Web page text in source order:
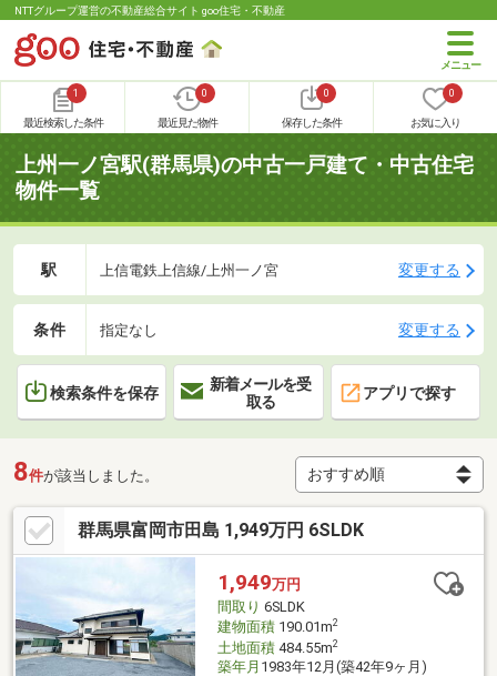
NTTグループ運営の不動産総合サイト goo住宅・不動産
1
最近検索した条件
0
最近見た物件
0
保存した条件
0
お気に入り
上州一ノ宮駅(群馬県)の中古一戸建て・中古住宅
物件一覧
駅 上信電鉄上信線/上州一ノ宮 変更する
条件 指定なし 変更する
検索条件を保存
新着メールを受
取る
アプリで探す
8件が該当しました。
群馬県富岡市田島 1,949万円 6SLDK
1,949万円
間取り 6SLDK
建物面積190.01m2
土地面積484.55m2
築年月 1983年12月(築42年9ヶ月)